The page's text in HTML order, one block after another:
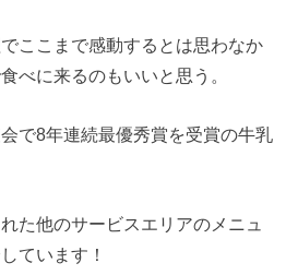
ここまで感動するとは思わなか
べに来るのもいいと思う。
で8年連続最優秀賞を受賞の牛乳
た他のサービスエリアのメニュ
ています！